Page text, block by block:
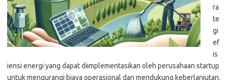
ra
te
gi
ef
is
iensi energi yang dapat diimplementasikan oleh perusahaan startup
untuk mengurangi biaya operasional dan mendukung keberlanjutan.